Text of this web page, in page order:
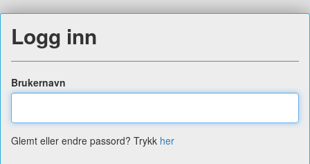
Logg inn
Brukernavn
Glemt eller endre passord? Trykk her